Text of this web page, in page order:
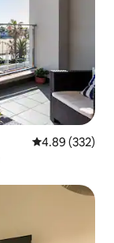
Calificación
4.89 (332)